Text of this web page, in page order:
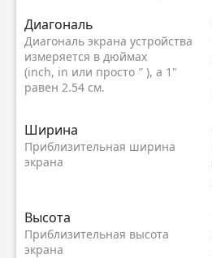
Диагональ
Диагональ экрана устройства
измеряется в дюймах
(inch, in или просто ″ ), а 1"
равен 2.54 см.
Ширина
Приблизительная ширина
экрана
Высота
Приблизительная высота
экрана